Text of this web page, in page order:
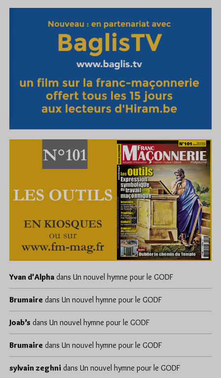
Yvan d'Alpha dans Un nouvel hymne pour le GODF
Brumaire dans Un nouvel hymne pour le GODF
Joab’s dans Un nouvel hymne pour le GODF
Brumaire dans Un nouvel hymne pour le GODF
sylvain zeghni dans Un nouvel hymne pour le GODF